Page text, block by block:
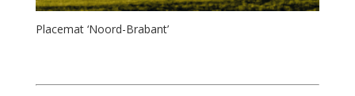
Placemat ‘Noord-Brabant’